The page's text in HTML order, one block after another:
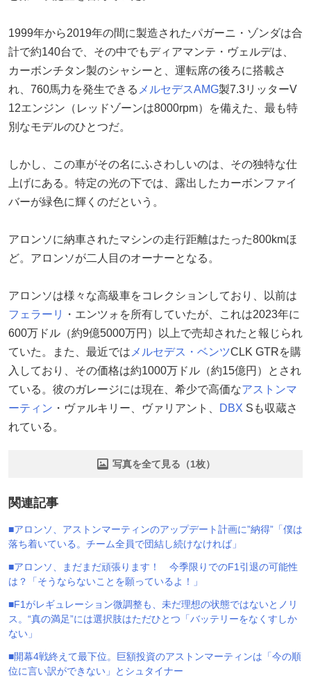
1999年から2019年の間に製造されたパガーニ・ゾンダは合
計で約140台で、その中でもディアマンテ・ヴェルデは、
カーボンチタン製のシャシーと、運転席の後ろに搭載さ
れ、760馬力を発生できる メルセデスAMG製7.3リッターV
12エンジン（レッドゾーンは8000rpm）を備えた、最も特
別なモデルのひとつだ。
しかし、この車がその名にふさわしいのは、その独特な仕
上げにある。特定の光の下では、露出したカーボンファイ
バーが緑色に輝くのだという。
アロンソに納車されたマシンの走行距離はたった800kmほ
ど。アロンソが二人目のオーナーとなる。
アロンソは様々な高級車をコレクションしており、以前は
フェラーリ
・エンツォを所有していたが、これは2023年に
600万ドル（約9億5000万円）以上で売却されたと報じられ
ていた。また、最近では メルセデス・ベンツCLK GTRを購
入しており、その価格は約1000万ドル（約15億円）とされ
ている。彼のガレージには現在、希少で高価なアストンマ
ーティン ・ヴァルキリー、ヴァリアント、 DBX Sも収蔵さ
れている。
写真を全て見る（1枚）
関連記事
■アロンソ、アストンマーティンのアップデート計画に”納得”「僕は
落ち着いている。チーム全員で団結し続けなければ」
■アロンソ、まだまだ頑張ります！ 今季限りでのF1引退の可能性
は？「そうならないことを願っているよ！」
■F1がレギュレーション微調整も、未だ理想の状態ではないとノリ
ス。“真の満足”には選択肢はただひとつ「バッテリーをなくすしか
ない」
■開幕4戦終えて最下位。巨額投資のアストンマーティンは「今の順
位に言い訳ができない」とシュタイナー